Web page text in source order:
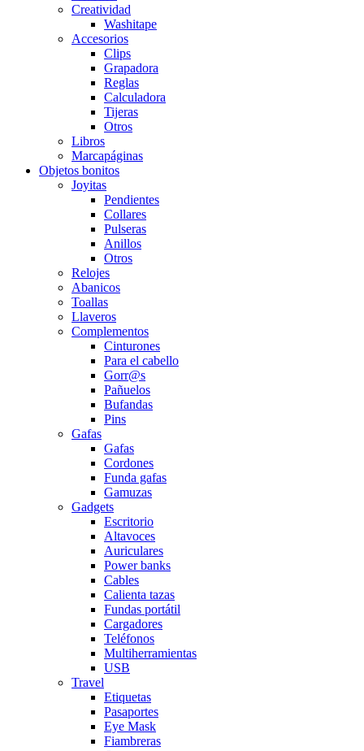
Creatividad
Washitape
Accesorios
Clips
Grapadora
Reglas
Calculadora
Tijeras
Otros
Libros
Marcapáginas
Objetos bonitos
Joyitas
Pendientes
Collares
Pulseras
Anillos
Otros
Relojes
Abanicos
Toallas
Llaveros
Complementos
Cinturones
Para el cabello
Gorr@s
Pañuelos
Bufandas
Pins
Gafas
Gafas
Cordones
Funda gafas
Gamuzas
Gadgets
Escritorio
Altavoces
Auriculares
Power banks
Cables
Calienta tazas
Fundas portátil
Cargadores
Teléfonos
Multiherramientas
USB
Travel
Etiquetas
Pasaportes
Eye Mask
Fiambreras